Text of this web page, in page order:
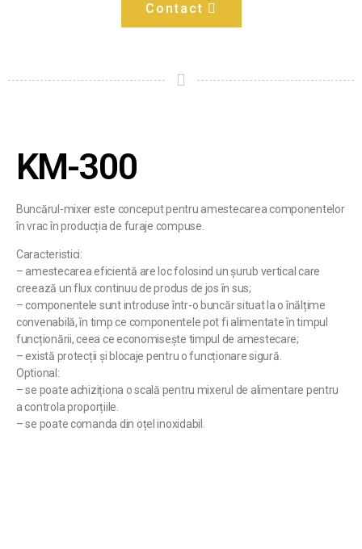
Contact
KM-300
Buncărul-mixer este conceput pentru amestecarea componentelor
în vrac în producția de furaje compuse.
Caracteristici:
– amestecarea eficientă are loc folosind un șurub vertical care
creează un flux continuu de produs de jos în sus;
– componentele sunt introduse într-o buncăr situat la o înălțime
convenabilă, în timp ce componentele pot fi alimentate în timpul
funcționării, ceea ce economisește timpul de amestecare;
– există protecții și blocaje pentru o funcționare sigură.
Optional:
– se poate achiziționa o scală pentru mixerul de alimentare pentru
a controla proporțiile.
– se poate comanda din oțel inoxidabil.